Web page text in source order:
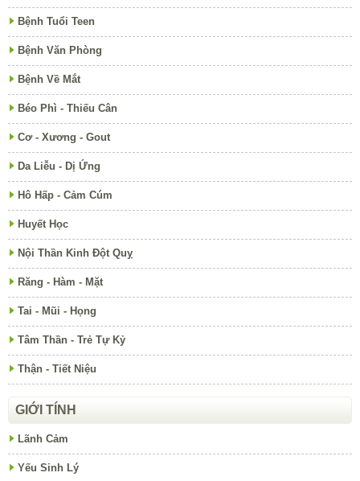
Bệnh Tuổi Teen
Bệnh Văn Phòng
Bệnh Về Mắt
Béo Phì - Thiếu Cân
Cơ - Xương - Gout
Da Liễu - Dị Ứng
Hô Hấp - Cảm Cúm
Huyết Học
Nội Thần Kinh Đột Quỵ
Răng - Hàm - Mặt
Tai - Mũi - Họng
Tâm Thần - Trẻ Tự Kỷ
Thận - Tiết Niệu
GIỚI TÍNH
Lãnh Cảm
Yếu Sinh Lý